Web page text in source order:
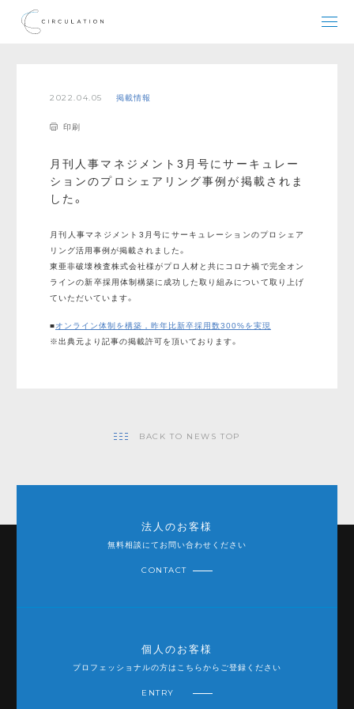
2022.04.05 掲載情報
印刷
月刊人事マネジメント3月号にサーキュレー
ションのプロシェアリング事例が掲載されま
した。
月刊人事マネジメント3月号にサーキュレーションのプロシェア
リング活用事例が掲載されました。
東亜非破壊検査株式会社様がプロ人材と共にコロナ禍で完全オン
ラインの新卒採用体制構築に成功した取り組みについて取り上げ
ていただいています。
■オンライン体制を構築，昨年比新卒採用数300%を実現
※出典元より記事の掲載許可を頂いております。
BACK TO NEWS TOP
法人のお客様
無料相談にてお問い合わせください
CONTACT
個人のお客様
プロフェッショナルの方はこちらからご登録ください
ENTRY